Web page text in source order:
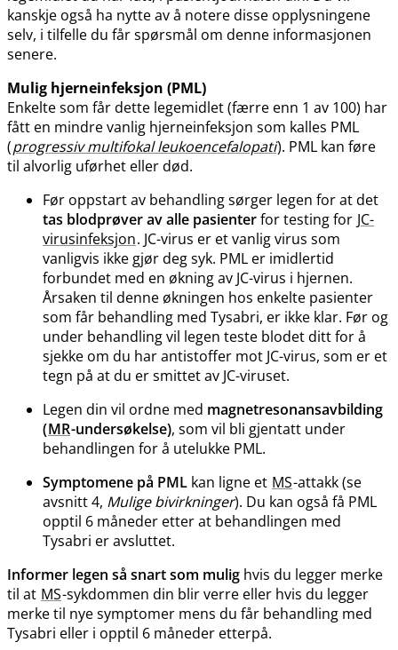
kanskje også ha nytte av å notere disse opplysningene
selv, i tilfelle du får spørsmål om denne informasjonen
senere.
Mulig hjerneinfeksjon (PML)
Enkelte som får dette legemidlet (færre enn 1 av 100) har
fått en mindre vanlig hjerneinfeksjon som kalles PML
(progressiv multifokal leukoencefalopati). PML kan føre
til alvorlig uførhet eller død.
Før oppstart av behandling sørger legen for at det
tas blodprøver av alle pasienterfor testing for JC-
virusinfeksjon. JC-virus er et vanlig virus som
vanligvis ikke gjør deg syk. PML er imidlertid
forbundet med en økning av JC-virus i hjernen.
Årsaken til denne økningen hos enkelte pasienter
som får behandling med Tysabri, er ikke klar. Før og
under behandling vil legen teste blodet ditt for å
sjekke om du har antistoffer mot JC-virus, som er et
tegn på at du er smittet av JC-viruset.
Legen din vil ordne med magnetresonansavbilding
(MR-undersøkelse), som vil bli gjentatt under
behandlingen for å utelukke PML.
Symptomene på PML kan ligne et MS-attakk (se
avsnitt 4, Mulige bivirkninger). Du kan også få PML
opptil 6 måneder etter at behandlingen med
Tysabri er avsluttet.
Informer legen så snart som mulig hvis du legger merke
til at MS-sykdommen din blir verre eller hvis du legger
merke til nye symptomer mens du får behandling med
Tysabri eller i opptil 6 måneder etterpå.